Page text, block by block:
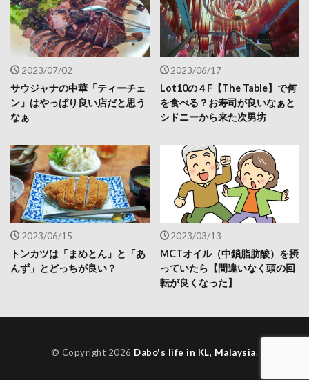
2023/07/02
サウジャナの中華「ティーチェ
ン」はやっぱり良い店だと思う
なぁ
2023/06/17
Lot10の４F【The Table】で何
を食べる？お寿司が良いなぁと
シドニーから来た次男坊
2023/06/15
トンカツは「まめとん」と「あ
んず」とどっちが良い？
2023/03/13
MCTオイル（中鎖脂肪酸）を摂
っていたら【間違いなく頭の回
転が良くなった】
© Copyright 2026 Dabo's life in KL, Malaysia.